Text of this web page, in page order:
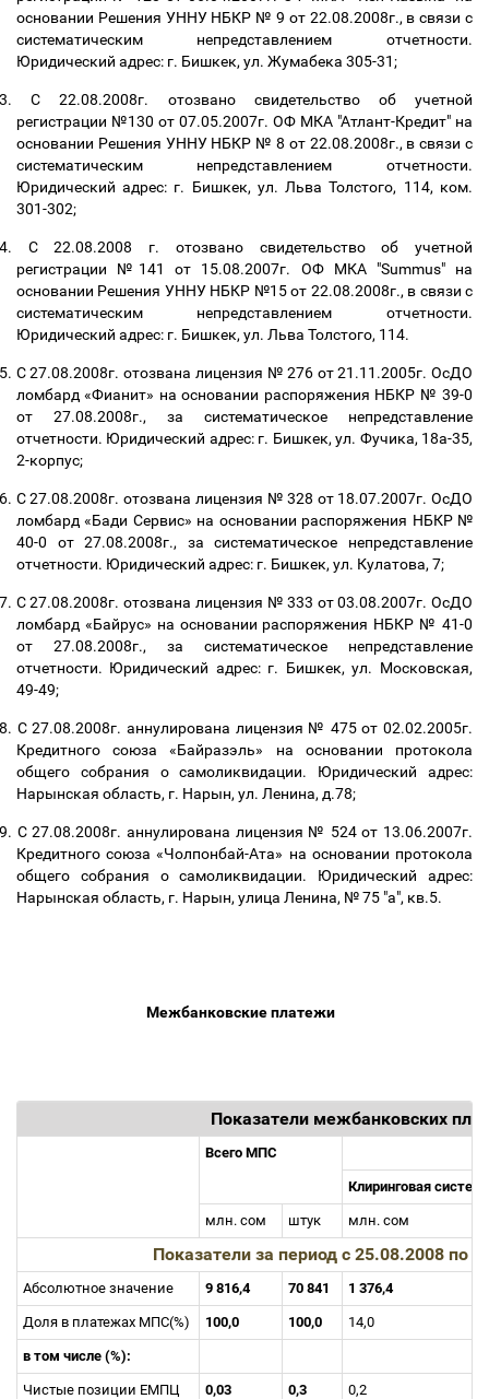
основании Решения УННУ НБКР № 9 от 22.08.2008г., в связи с
систематическим непредставлением отчетности.
Юридический адрес: г. Бишкек, ул. Жумабека 305-31;
С 22.08.2008г. отозвано свидетельство об учетной
регистрации №130 от 07.05.2007г. ОФ МКА "Атлант-Кредит" на
основании Решения УННУ НБКР № 8 от 22.08.2008г., в связи с
систематическим непредставлением отчетности.
Юридический адрес: г. Бишкек, ул. Льва Толстого, 114, ком.
301-302;
С 22.08.2008 г. отозвано свидетельство об учетной
регистрации №141 от 15.08.2007г. ОФ МКА "Summus" на
основании Решения УННУ НБКР №15 от 22.08.2008г., в связи с
систематическим непредставлением отчетности.
Юридический адрес: г. Бишкек, ул. Льва Толстого, 114.
С 27.08.2008г. отозвана лицензия № 276 от 21.11.2005г. ОсДО
ломбард «Фианит» на основании распоряжения НБКР № 39-0
от 27.08.2008г., за систематическое непредставление
отчетности. Юридический адрес: г. Бишкек, ул. Фучика, 18а-35,
2-корпус;
С 27.08.2008г. отозвана лицензия № 328 от 18.07.2007г. ОсДО
ломбард «Бади Сервис» на основании распоряжения НБКР №
40-0 от 27.08.2008г., за систематическое непредставление
отчетности. Юридический адрес: г. Бишкек, ул. Кулатова, 7;
С 27.08.2008г. отозвана лицензия № 333 от 03.08.2007г. ОсДО
ломбард «Байрус» на основании распоряжения НБКР № 41-0
от 27.08.2008г., за систематическое непредставление
отчетности. Юридический адрес: г. Бишкек, ул. Московская,
49-49;
С 27.08.2008г. аннулирована лицензия № 475 от 02.02.2005г.
Кредитного союза «Байразэль» на основании протокола
общего собрания о самоликвидации. Юридический адрес:
Нарынская область, г. Нарын, ул. Ленина, д.78;
С 27.08.2008г. аннулирована лицензия № 524 от 13.06.2007г.
Кредитного союза «Чолпонбай-Ата» на основании протокола
общего собрания о самоликвидации. Юридический адрес:
Нарынская область, г. Нарын, улица Ленина, № 75 "а", кв.5.
Межбанковские платежи
Показатели межбанковских
Всего МПС
Клиринговая
млн. сом штук млн. сом
Показатели за период с 25.08.2008 по
Абсолютное значение 9 816,4 70 841 1 376,4
Доля в платежах МПС(%) 100,0 100,0 14,0
в том числе (%):
Чистые позиции ЕМПЦ 0,03 0,3 0,2